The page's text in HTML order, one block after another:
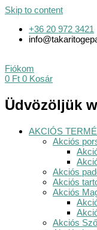
Skip to content
+36 20 972 3421
Fiókom
0 Ft 0 Kosár
Üdvözöljük
AKCIÓS
Akciós
Akciós
Akciós
Akciós
Akciós